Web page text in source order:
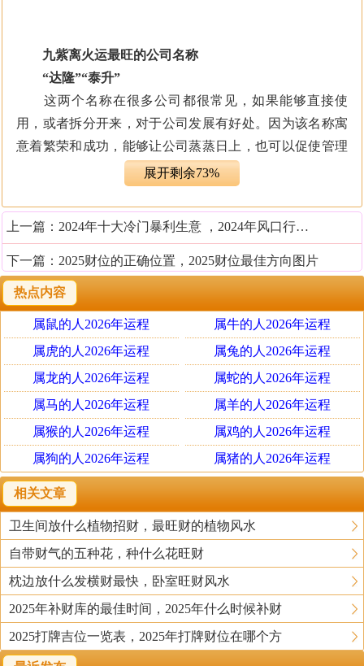
九紫离火运最旺的公司名称
“达隆”“泰升”
这两个名称在很多公司都很常见，如果能够直接使
用，或者拆分开来，对于公司发展有好处。因为该名称寓
意着繁荣和成功，能够让公司蒸蒸日上，也可以促使管理
者大展宏图。九紫离火本就寓意着顽强的生命力，在起名
帮助的。
“明辉”“辉照”
九紫离火运的五行为火，代表着光明、繁荣和希望。
这两个名字也象征着好运与希望，能够吸收各方面的运
势，让公司往更好的方向去发展。对于大部分的人来说，
这两个名字都是非常适合的，可以人一种积极向上的感
觉。
九紫离火运怎么给公司起名
1、 结合五行
虽然取代表着光明和红火的名字，可以给公司带来好
的发展，但不意味着所有人都可以用。对于五行属水的人
来说，与火相关的元素是为相克，所以属猪人、属鼠人都
应该结合自己的五行，谨慎选择公司名字。
2、 结合公司定位
除了参考流年和风水运势之外，进入九紫离火运之
后，大家如果给公司起名字，还应该结合公司的定位。最
好可以取让人一眼就知道主营范围的名字，这样才能加深
展开剩余73%
上一篇： 2024年十大冷门暴利生意 ，2024年风口行业有哪些
下一篇： 2025财位的正确位置，2025财位最佳方向图片
热点内容
属鼠的人2026年运程
属牛的人2026年运程
属虎的人2026年运程
属兔的人2026年运程
属龙的人2026年运程
属蛇的人2026年运程
属马的人2026年运程
属羊的人2026年运程
属猴的人2026年运程
属鸡的人2026年运程
属狗的人2026年运程
属猪的人2026年运程
相关文章
卫生间放什么植物招财，最旺财的植物风水
自带财气的五种花，种什么花旺财
枕边放什么发横财最快，卧室旺财风水
2025年补财库的最佳时间，2025年什么时候补财
2025打牌吉位一览表，2025年打牌财位在哪个方